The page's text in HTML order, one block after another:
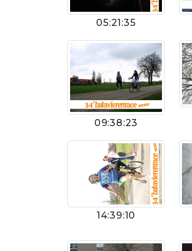
05:21:35
09:38:23
14:39:10